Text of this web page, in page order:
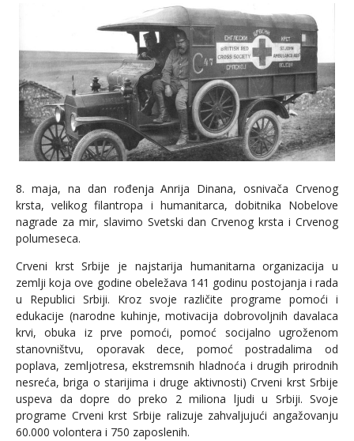
8. maja, na dan rođenja Anrija Dinana, osnivača Crvenog
krsta, velikog filantropa i humanitarca, dobitnika Nobelove
nagrade za mir, slavimo Svetski dan Crvenog krsta i Crvenog
polumeseca.
Crveni krst Srbije je najstarija humanitarna organizacija u
zemlji koja ove godine obeležava 141 godinu postojanja i rada
u Republici Srbiji. Kroz svoje različite programe pomoći i
edukacije (narodne kuhinje, motivacija dobrovoljnih davalaca
krvi, obuka iz prve pomoći, pomoć socijalno ugroženom
stanovništvu, oporavak dece, pomoć postradalima od
poplava, zemljotresa, ekstremsnih hladnoća i drugih prirodnih
nesreća, briga o starijima i druge aktivnosti) Crveni krst Srbije
uspeva da dopre do preko 2 miliona ljudi u Srbiji. Svoje
programe Crveni krst Srbije ralizuje zahvaljujući angažovanju
60.000 volontera i 750 zaposlenih.